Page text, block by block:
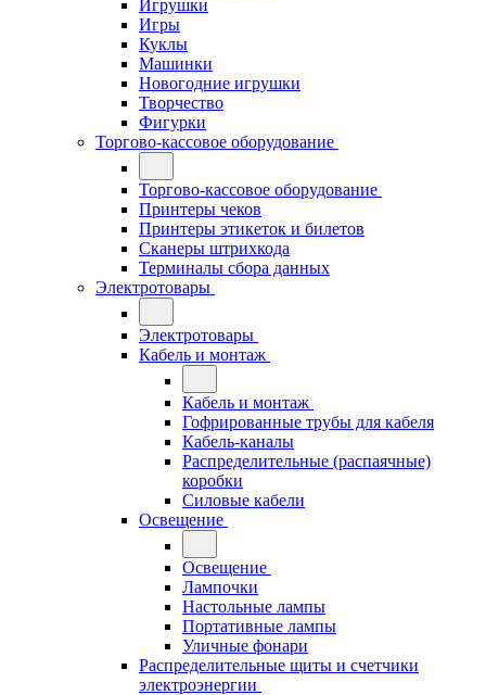
Игрушки
Игры
Куклы
Машинки
Новогодние игрушки
Творчество
Фигурки
Торгово-кассовое оборудование
Торгово-кассовое оборудование
Принтеры чеков
Принтеры этикеток и билетов
Сканеры штрихкода
Терминалы сбора данных
Электротовары
Электротовары
Кабель и монтаж
Кабель и монтаж
Гофрированные трубы для кабеля
Кабель-каналы
Распределительные (распаячные)
коробки
Силовые кабели
Освещение
Освещение
Лампочки
Настольные лампы
Портативные лампы
Уличные фонари
Распределительные щиты и счетчики
электроэнергии